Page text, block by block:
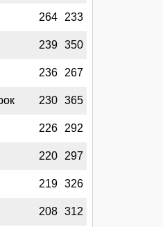
264 233
239 350
236 267
230 365
226 292
220 297
219 326
208 312